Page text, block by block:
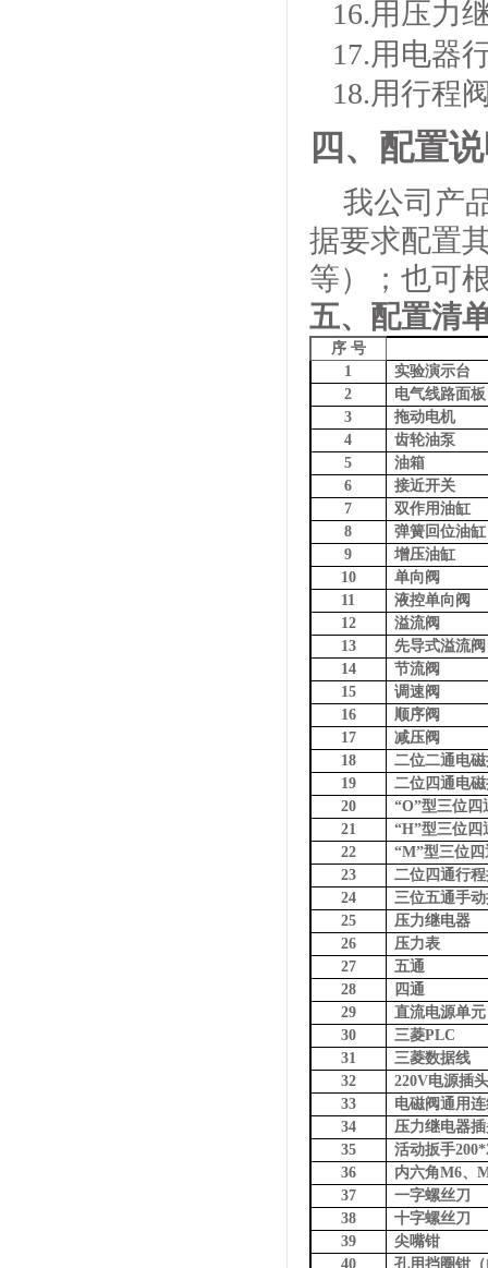
16.用压力
17.用电器
18.用行程
四、配置
我公司产
据要求配置
等）；也可
五、配置清
序 号
1
实验演示台
2
电气线路面板
3
拖动电机
4
齿轮油泵
5
油箱
6
接近开关
7
双作用油缸
8
弹簧回位油缸
9
增压油缸
10
单向阀
11
液控单向阀
12
溢流阀
13
先导式溢流阀
14
节流阀
15
调速阀
16
顺序阀
17
减压阀
18
二位二通电
19
二位四通电
20
“O”型三位四
21
“H”型三位四
22
“M”型三位
23
二位四通行
24
三位五通手
25
压力继电器
26
压力表
27
五通
28
四通
29
直流电源单元
30
三菱PLC
31
三菱数据线
32
220V电源插
33
电磁阀通用
34
压力继电器
35
活动扳手
36
内六角M6、
37
一字螺丝刀
38
十字螺丝刀
39
尖嘴钳
40
孔用挡圈钳